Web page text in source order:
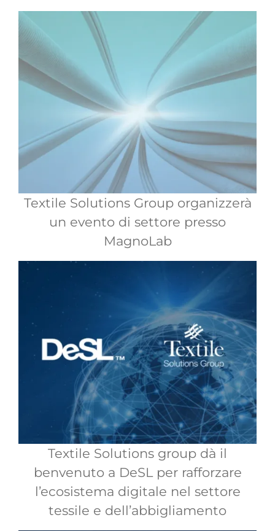
Textile Solutions Group organizzerà
un evento di settore presso
MagnoLab
Textile Solutions group dà il
benvenuto a DeSL per rafforzare
l’ecosistema digitale nel settore
tessile e dell’abbigliamento